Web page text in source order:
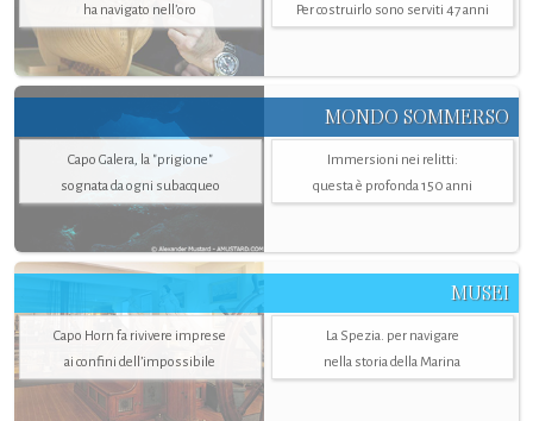
ha navigato nell’oro
Per costruirlo sono serviti 47 anni
MONDO SOMMERSO
Capo Galera, la "prigione"
sognata da ogni subacqueo
Immersioni nei relitti:
questa è profonda 150 anni
MUSEI
Capo Horn fa rivivere imprese
ai confini dell’impossibile
La Spezia. per navigare
nella storia della Marina